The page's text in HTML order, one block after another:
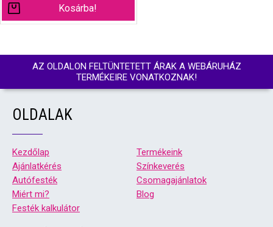
Kosárba!
AZ OLDALON FELTÜNTETETT ÁRAK A WEBÁRUHÁZ
TERMÉKEIRE VONATKOZNAK!
OLDALAK
Kezdőlap
Termékeink
Ajánlatkérés
Színkeverés
Autófesték
Csomagajánlatok
Miért mi?
Blog
Festék kalkulátor